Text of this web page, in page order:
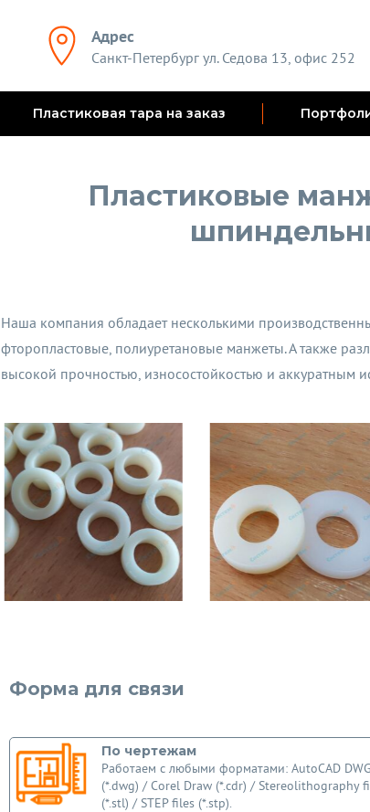
Адрес
Санкт-Петербург ул. Седова 13, офис 252
Пластиковая тара на заказ
Пластиковые
Наша компания обладает несколькими
фторопластовые, полиуретановые манжеты. А также
высокой прочностью, износостойкостью и аккуратным
Форма для связи
По чертежам
Работаем с любыми форматами: AutoCAD DWG
(*.dwg) / Corel Draw (*.cdr) / Stereolithography
(*.stl) / STEP files (*.stp).